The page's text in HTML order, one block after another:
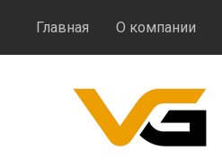
Главная О компании